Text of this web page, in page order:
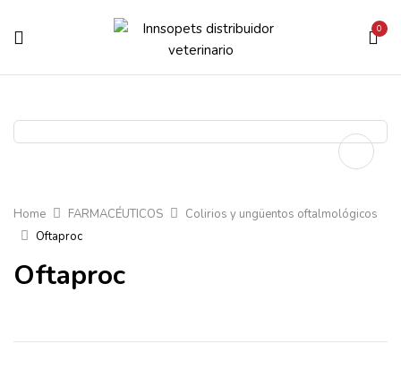
0
Home FARMACÉUTICOS
Colirios y ungüentos oftalmológicos
Oftaproc
Oftaproc